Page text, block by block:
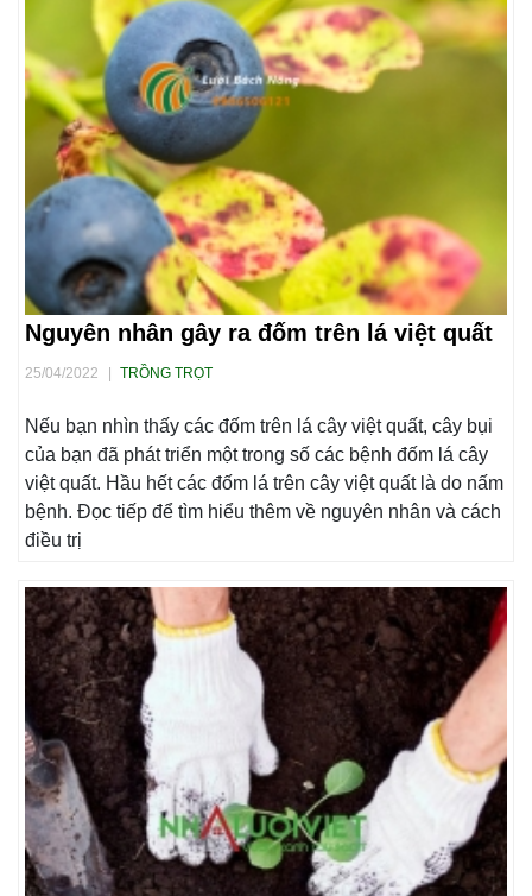
Nguyên nhân gây ra đốm trên lá việt quất
25/04/2022 TRỒNG TRỌT
Nếu bạn nhìn thấy các đốm trên lá cây việt quất, cây bụi
của bạn đã phát triển một trong số các bệnh đốm lá cây
việt quất. Hầu hết các đốm lá trên cây việt quất là do nấm
bệnh. Đọc tiếp để tìm hiểu thêm về nguyên nhân và cách
điều trị